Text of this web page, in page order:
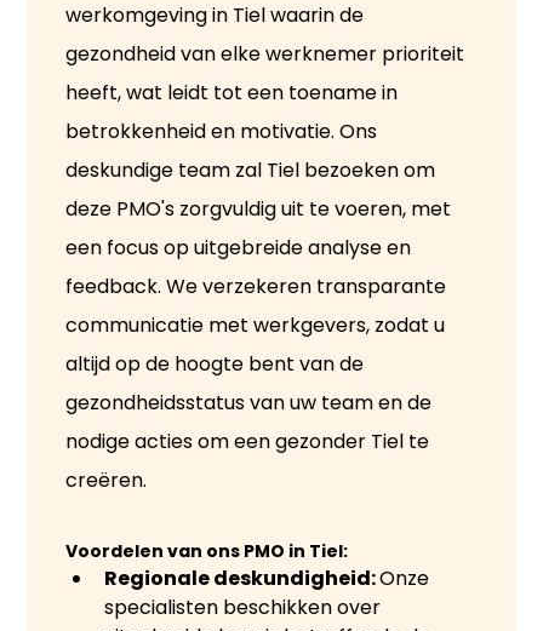
werkomgeving in Tiel waarin de
gezondheid van elke werknemer prioriteit
heeft, wat leidt tot een toename in
betrokkenheid en motivatie. Ons
deskundige team zal Tiel bezoeken om
deze PMO's zorgvuldig uit te voeren, met
een focus op uitgebreide analyse en
feedback. We verzekeren transparante
communicatie met werkgevers, zodat u
altijd op de hoogte bent van de
gezondheidsstatus van uw team en de
nodige acties om een gezonder Tiel te
creëren.
Voordelen van ons PMO in Tiel:
Regionale deskundigheid:Onze
specialisten beschikken over